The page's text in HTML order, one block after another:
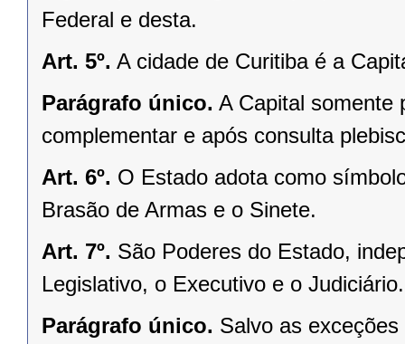
Federal e desta.
Art. 5º. A cidade de Curitiba é a
Parágrafo único. A Capital somente
complementar e após consulta
Art. 6º. O Estado adota como
Brasão de Armas e o Sinete.
Art. 7º. São Poderes do Estado,
Legislativo, o Executivo e o Judiciário.
Parágrafo único. Salvo as